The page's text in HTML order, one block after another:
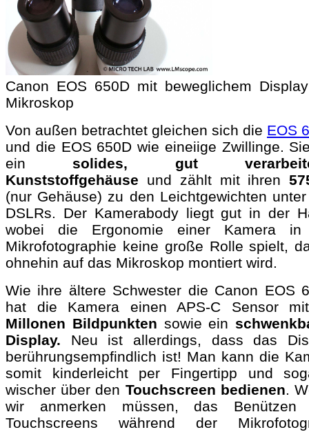
Canon EOS 650D mit beweglichem
Mikroskop
Von außen betrachtet gleichen sich die EOS
und die EOS 650D wie eineiige Zwillinge.
ein solides, gut
Kunststoffgehäuse und zählt mit ihren
(nur Gehäuse) zu den Leichtgewichten
DSLRs. Der Kamerabody liegt gut in der
wobei die Ergonomie einer Kamera in
Mikrofotographie keine große Rolle spielt,
ohnehin auf das Mikroskop montiert wird.
Wie ihre ältere Schwester die Canon EOS
hat die Kamera einen APS-C Sensor
Millonen Bildpunkten sowie ein
Display. Neu ist allerdings, dass das
berührungsempfindlich ist! Man kann die
somit kinderleicht per Fingertipp und
wischer über den Touchscreen bedienen.
wir anmerken müssen, das Benützen
Touchscreens während der